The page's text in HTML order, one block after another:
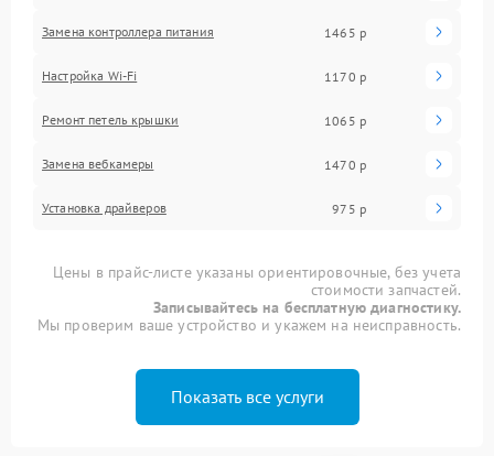
Замена контроллера питания 1465 р
Настройка Wi-Fi 1170 р
Ремонт петель крышки 1065 р
Замена вебкамеры 1470 р
Установка драйверов 975 р
Цены в прайс-листе указаны ориентировочные, без учета
стоимости запчастей.
Записывайтесь на бесплатную диагностику.
Мы проверим ваше устройство и укажем на неисправность.
Показать все услуги